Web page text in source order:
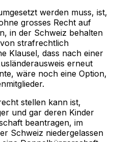
werden muss, ist,
grosses Recht auf
in der Schweiz behalten
strafrechtlich
Klausel, dass nach einer
erneut
wäre noch eine Option,
stellen kann ist,
und gar deren Kinder
beantragen, im
Schweiz niedergelassen